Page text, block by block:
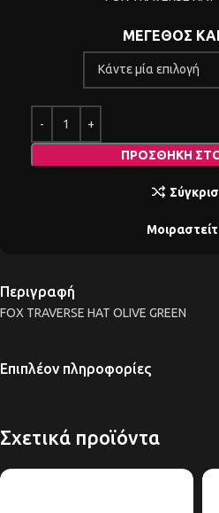
ΜΕΓΕΘΟΣ
ΠΡΟΣΘΉΚΗ
Περιγραφή
FOX TRAVERSE HAT OLIVE GREEN
Επιπλέον πληροφορίες
Σχετικά προϊόντα